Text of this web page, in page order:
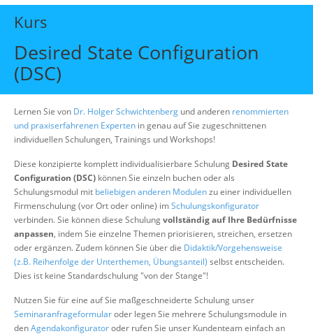
Start
Beratung
Offene Seminare
Wissen
Suche
Kurs
Desired State Configuration
(DSC)
Lernen Sie von Dr. Holger Schwichtenberg und anderen renommierten
und praxiserfahrenen Experten in genau auf Sie zugeschnittenen
individuellen Schulungen, Trainings und Workshops!
Diese konzipierte komplett individualisierbare Schulung Desired State
Configuration (DSC) können Sie einzeln buchen oder als
Schulungsmodul mit beliebigen anderen Modulenzu einer individuellen
Firmenschulung (vor Ort oder online) imSchulungskonfigurator
verbinden. Sie können diese Schulungvollständig auf Ihre Bedürfnisse
anpassen, indem Sie einzelne Themen priorisieren, streichen, ersetzen
oder ergänzen. Zudem können Sie über die Didaktik/Vorgehensweise
(z.B. Reihenfolge der Unterthemen, Übungsanteil) selbst entscheiden.
Dies ist keine Standardschulung "von der Stange"!
Nutzen Sie für eine auf Sie maßgeschneiderte Schulung unser
Seminaranfrageformularoder legen Sie mehrere Schulungsmodule in
denAgendakonfiguratoroder rufen Sie unser Kundenteam einfach an